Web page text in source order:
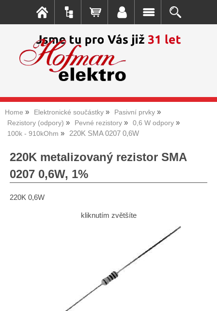
Home Elektronické součástky
Pasivní prvky
Rezistory (odpory)
Pevné rezistory
0,6 W odpory
100k - 910kOhm
220K SMA 0207 0,6W
220K metalizovaný rezistor SMA
0207 0,6W, 1%
220K 0,6W
kliknutím zvětšíte